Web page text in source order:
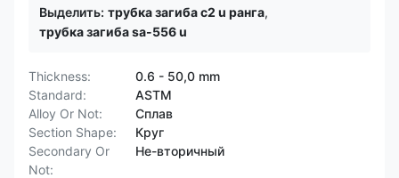
Выделить: трубка загиба c2 u ранга,
трубка загиба sa-556 u
Thickness:
0.6 - 50,0 mm
Standard:
ASTM
Alloy Or Not:
Сплав
Section Shape:
Круг
Secondary Or
Not:
Не-вторичный